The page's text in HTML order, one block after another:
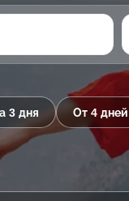
3 дня От 4 дней